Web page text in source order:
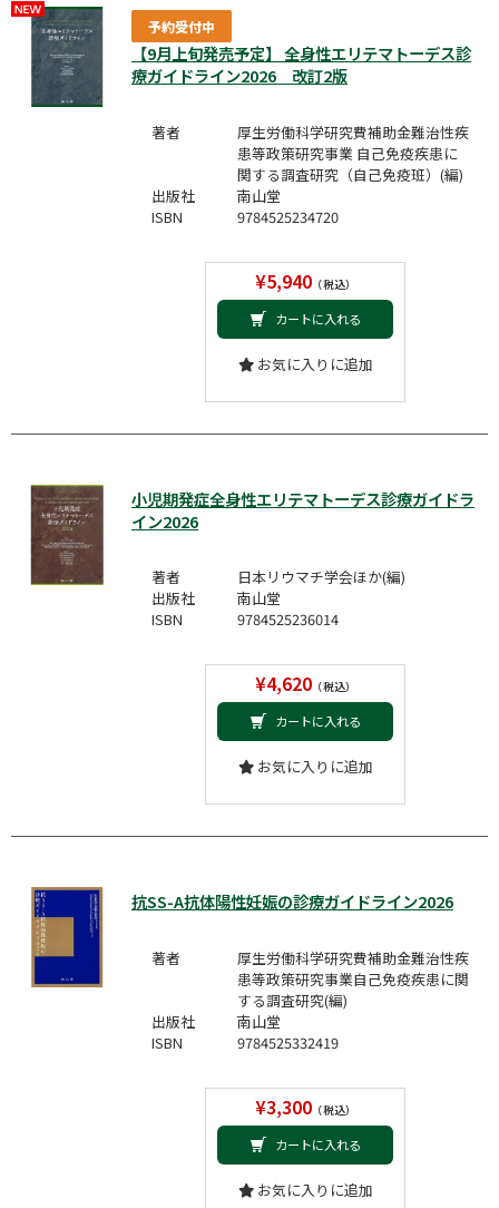
予約受付中
【9月上旬発売予定】 全身性エリテマトーデス診
療ガイドライン2026 改訂2版
著者
厚生労働科学研究費補助金難治性疾
患等政策研究事業 自己免疫疾患に
関する調査研究（自己免疫班）(編)
出版社
南山堂
ISBN
9784525234720
¥5,940（税込）
カートに入れる
お気に入りに追加
小児期発症全身性エリテマトーデス診療ガイドラ
イン2026
著者
日本リウマチ学会ほか(編)
出版社
南山堂
ISBN
9784525236014
¥4,620（税込）
カートに入れる
お気に入りに追加
抗SS-A抗体陽性妊娠の診療ガイドライン2026
著者
厚生労働科学研究費補助金難治性疾
患等政策研究事業自己免疫疾患に関
する調査研究(編)
出版社
南山堂
ISBN
9784525332419
¥3,300（税込）
カートに入れる
お気に入りに追加